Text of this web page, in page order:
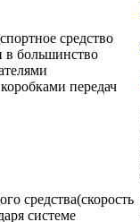
средство
в большинство
передач
средства(скорость
системе